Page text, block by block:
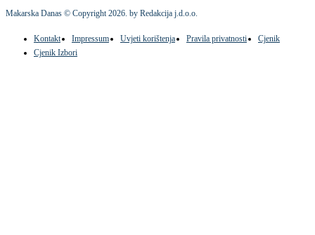
Makarska Danas © Copyright2026. by Redakcija j.d.o.o.
Kontakt Impressum Uvjeti korištenja Pravila privatnosti
Cjenik
Cjenik Izbori